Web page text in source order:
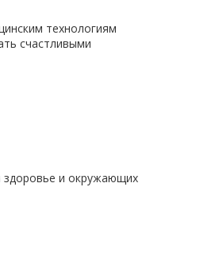
технологиям
счастливыми
и окружающих